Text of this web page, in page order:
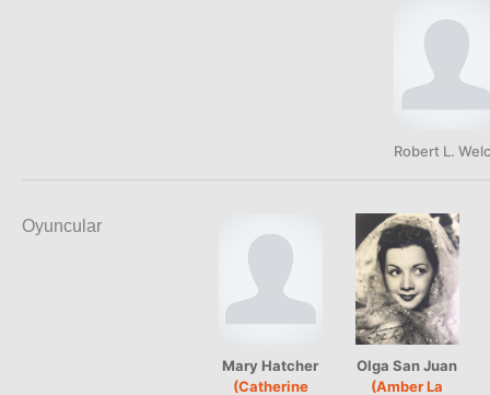
Robert L.
Oyuncular
Mary Hatcher
(Catherine
Olga San Juan
(Amber La